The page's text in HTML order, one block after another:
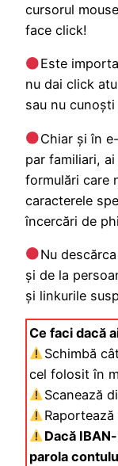
cursorul
face click!
Este
nu dai click
sau nu
Chiar și în
par familiari,
formulări care
caracterele
încercări de
Nu
și de la
și linkurile
Ce faci dacă
Schimbă
cel folosit în
Scanează
Dacă
parola